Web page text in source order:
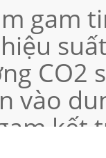
gam
CO2
vào
kết